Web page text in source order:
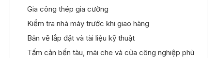
Gia công thép gia cường
Kiểm tra nhà máy trước khi giao hàng
Bản vẽ lắp đặt và tài liệu kỹ thuật
Tấm cản bến tàu, mái che và cửa công nghiệp phù